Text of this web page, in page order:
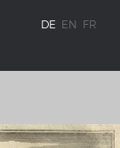
DE EN FR